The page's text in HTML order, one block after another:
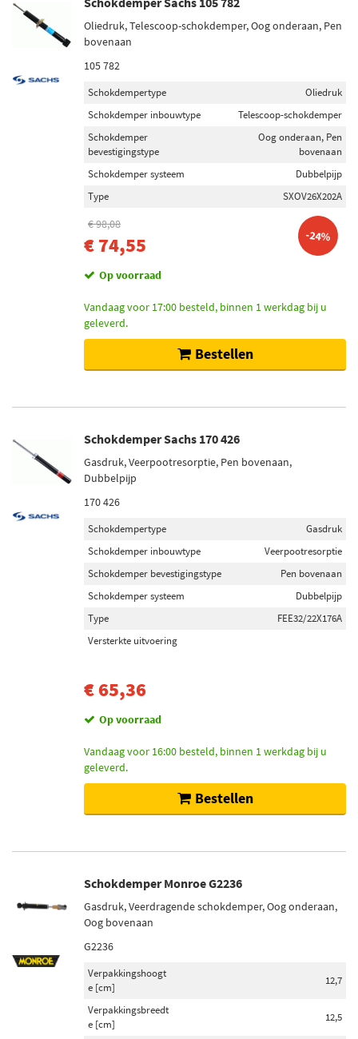
Oliedruk, Telescoop-schokdemper, Oog onderaan, Pen
bovenaan
105 782
Schokdempertype
Oliedruk
Schokdemper inbouwtype
Telescoop-schokdemper
Schokdemper
bevestigingstype
Oog onderaan, Pen
bovenaan
Schokdemper systeem
Dubbelpijp
Type
SXOV26X202A
€ 98,08
€ 74,55 -24%
Op voorraad
Vandaag voor 17:00 besteld, binnen 1 werkdag bij u
geleverd.
Bestellen
Schokdemper Sachs 170 426
Gasdruk, Veerpootresorptie, Pen bovenaan,
Dubbelpijp
170 426
Schokdempertype
Gasdruk
Schokdemper inbouwtype
Veerpootresorptie
Schokdemper bevestigingstype
Pen bovenaan
Schokdemper systeem
Dubbelpijp
Type
FEE32/22X176A
Versterkte uitvoering
€ 65,36
Op voorraad
Vandaag voor 16:00 besteld, binnen 1 werkdag bij u
geleverd.
Bestellen
Schokdemper Monroe G2236
Gasdruk, Veerdragende schokdemper, Oog onderaan,
Oog bovenaan
G2236
Verpakkingshoogt
e [cm]
12,7
Verpakkingsbreedt
e [cm]
12,5